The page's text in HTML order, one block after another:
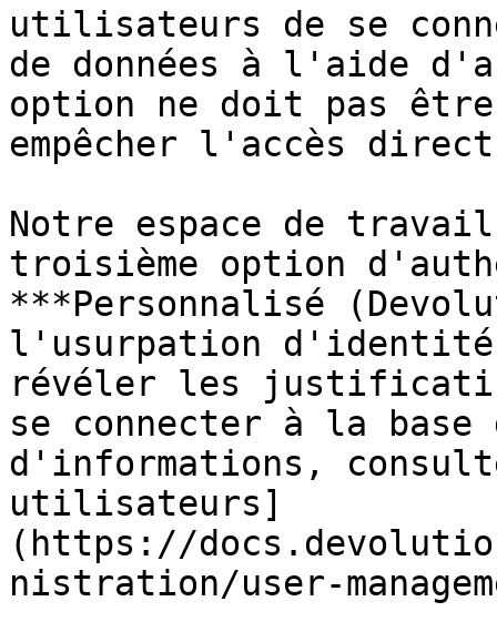
utilisateurs de se
de données à l'aide
option ne doit pas
empêcher l'accès
Notre espace de travail
troisième option
***Personnalisé
l'usurpation
révéler les
se connecter à la base
d'informations,
utilisateurs]
(https://
nistration/user-